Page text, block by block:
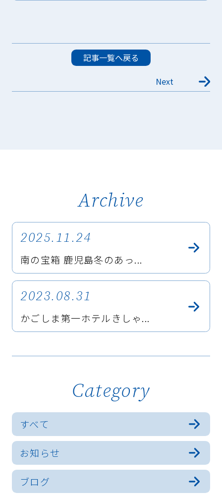
記事一覧へ戻る
Next
Archive
2025.11.24
南の宝箱 鹿児島冬のあっ...
2023.08.31
かごしま第一ホテルきしゃ...
Category
すべて
お知らせ
ブログ